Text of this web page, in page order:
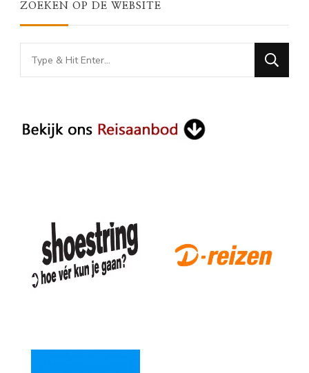
ZOEKEN OP DE WEBSITE
Looking
for